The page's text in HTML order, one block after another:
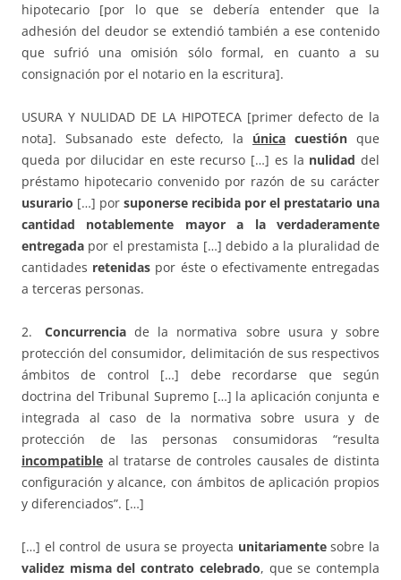
hipotecario [por lo que se debería entender que la
adhesión del deudor se extendió también a ese contenido
que sufrió una omisión sólo formal, en cuanto a su
consignación por el notario en la escritura].
USURA Y NULIDAD DE LA HIPOTECA [primer defecto de la
nota]. Subsanado este defecto, la única cuestión que
queda por dilucidar en este recurso […] es la nulidad del
préstamo hipotecario convenido por razón de su carácter
usurario […] por suponerse recibida por el prestatario una
cantidad notablemente mayor a la verdaderamente
entregada por el prestamista […] debido a la pluralidad de
cantidades retenidas por éste o efectivamente entregadas
a terceras personas.
2. Concurrencia de la normativa sobre usura y sobre
protección del consumidor, delimitación de sus respectivos
ámbitos de control […] debe recordarse que según
doctrina del Tribunal Supremo […] la aplicación conjunta e
integrada al caso de la normativa sobre usura y de
protección de las personas consumidoras “resulta
incompatible al tratarse de controles causales de distinta
configuración y alcance, con ámbitos de aplicación propios
y diferenciados”. […]
[…] el control de usura se proyecta unitariamentesobre la
validez misma del contrato celebrado, que se contempla